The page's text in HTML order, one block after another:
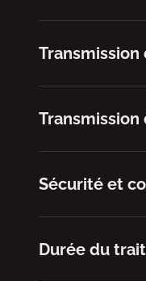
Transmission
Sécurité et
Durée du